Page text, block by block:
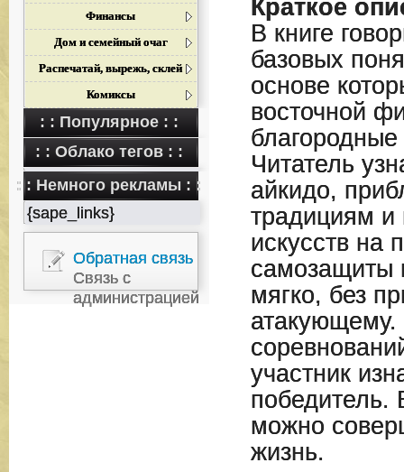
Финансы
Дом и семейный очаг
Распечатай, вырежь, склей
Комиксы
: : Популярное : :
: : Облако тегов : :
: : Немного рекламы : :
{sape_links}
Обратная связь
Связь с
администрацией
Краткое
В книге
базовых
основе
восточной
Читатель
айкидо,
традициям и
искусств на
самозащиты
мягко, без
атакующему.
участник
победитель.
можно
жизнь.